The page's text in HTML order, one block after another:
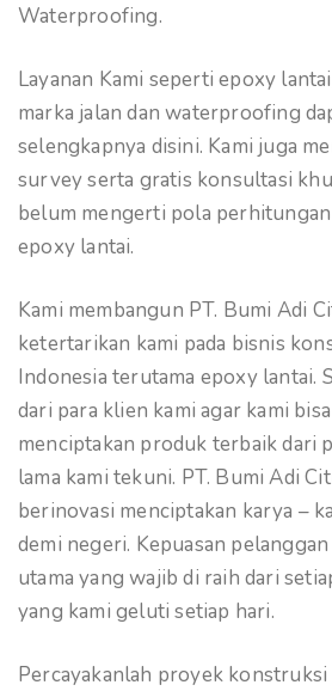
Waterproofing.
Layanan Kami seperti epoxy
marka jalan dan waterproofing
selengkapnya disini. Kami juga
survey serta gratis konsultasi
belum mengerti pola perhitungan
epoxy lantai.
Kami membangun PT. Bumi Adi
ketertarikan kami pada bisnis
Indonesia terutama epoxy lantai.
dari para klien kami agar kami
menciptakan produk terbaik dari
lama kami tekuni. PT. Bumi Adi
berinovasi menciptakan karya –
demi negeri. Kepuasan
utama yang wajib di raih dari
yang kami geluti setiap hari.
Percayakanlah proyek konstruksi